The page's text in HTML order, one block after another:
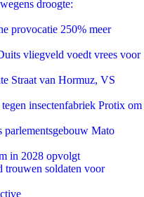
droogte:
provocatie 250% meer
vliegveld voedt vrees voor
Straat van Hormuz, VS
insectenfabriek Protix om
parlementsgebouw Mato
in 2028 opvolgt
trouwen soldaten voor